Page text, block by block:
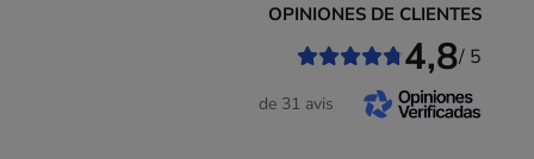
OPINIONES DE CLIENTES
4,8/ 5
de 31 avis